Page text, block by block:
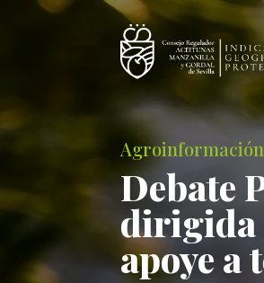
Agroinformación
Debate
dirigida
apoye a